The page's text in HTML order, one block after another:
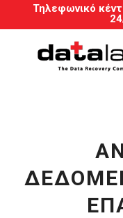
Τηλεφωνικό